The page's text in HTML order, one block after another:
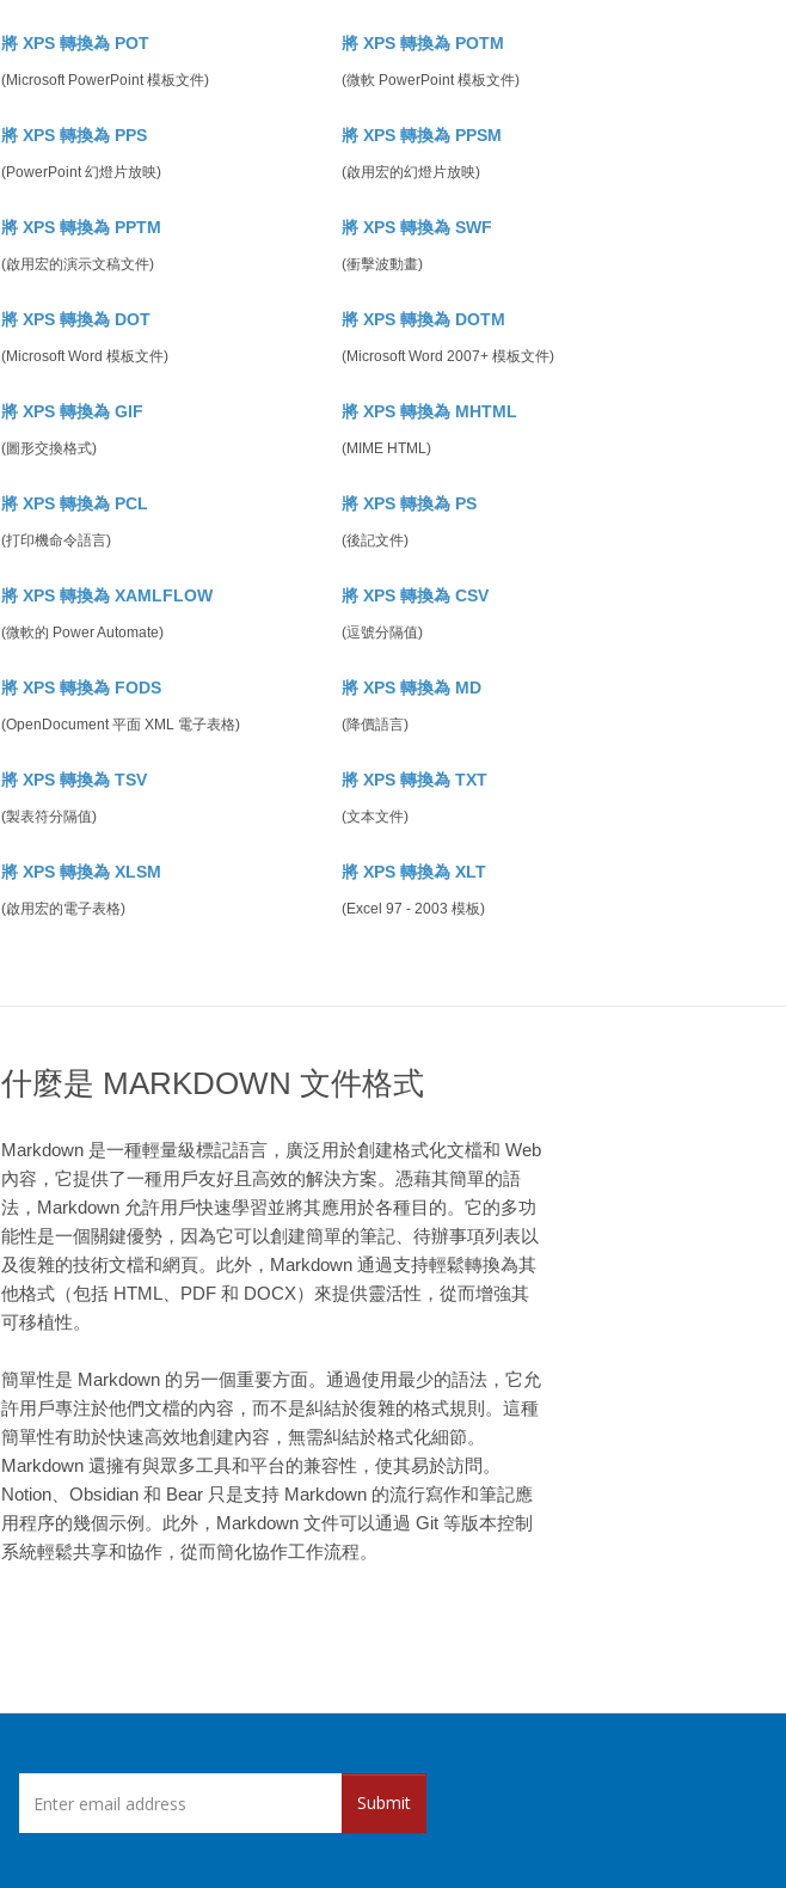
將 XPS 轉換為 POT
(Microsoft PowerPoint 模板文件)
將 XPS 轉換為 POTM
(微軟 PowerPoint 模板文件)
將 XPS 轉換為 PPS
(PowerPoint 幻燈片放映)
將 XPS 轉換為 PPSM
(啟用宏的幻燈片放映)
將 XPS 轉換為 PPTM
(啟用宏的演示文稿文件)
將 XPS 轉換為 SWF
(衝擊波動畫)
將 XPS 轉換為 DOT
(Microsoft Word 模板文件)
將 XPS 轉換為 DOTM
(Microsoft Word 2007+ 模板文件)
將 XPS 轉換為 GIF
(圖形交換格式)
將 XPS 轉換為 MHTML
(MIME HTML)
將 XPS 轉換為 PCL
(打印機命令語言)
將 XPS 轉換為 PS
(後記文件)
將 XPS 轉換為 XAMLFLOW
(微軟的 Power Automate)
將 XPS 轉換為 CSV
(逗號分隔值)
將 XPS 轉換為 FODS
(OpenDocument 平面 XML 電子表格)
將 XPS 轉換為 MD
(降價語言)
將 XPS 轉換為 TSV
(製表符分隔值)
將 XPS 轉換為 TXT
(文本文件)
將 XPS 轉換為 XLSM
(啟用宏的電子表格)
將 XPS 轉換為 XLT
(Excel 97 - 2003 模板)
什麼是 MARKDOWN 文件格式
Markdown 是一種輕量級標記語言，廣泛用於創建格式化文檔和 Web
內容，它提供了一種用戶友好且高效的解決方案。憑藉其簡單的語
法，Markdown 允許用戶快速學習並將其應用於各種目的。它的多功
能性是一個關鍵優勢，因為它可以創建簡單的筆記、待辦事項列表以
及復雜的技術文檔和網頁。此外，Markdown 通過支持輕鬆轉換為其
他格式（包括 HTML、PDF 和 DOCX）來提供靈活性，從而增強其
可移植性。
簡單性是 Markdown 的另一個重要方面。通過使用最少的語法，它允
許用戶專注於他們文檔的內容，而不是糾結於復雜的格式規則。這種
簡單性有助於快速高效地創建內容，無需糾結於格式化細節。
Markdown 還擁有與眾多工具和平台的兼容性，使其易於訪問。
Notion、Obsidian 和 Bear 只是支持 Markdown 的流行寫作和筆記應
用程序的幾個示例。此外，Markdown 文件可以通過 Git 等版本控制
系統輕鬆共享和協作，從而簡化協作工作流程。
Submit